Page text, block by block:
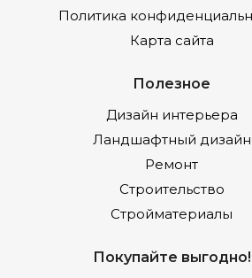
Политика
Карта сайта
Полезное
Дизайн интерьера
Ландшафтный дизайн
Ремонт
Строительство
Стройматериалы
Покупайте выгодно!